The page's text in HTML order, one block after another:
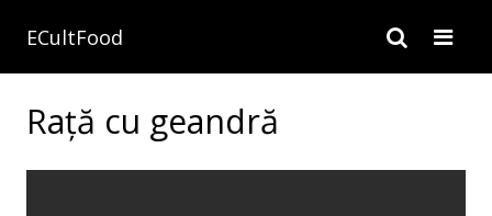
ECultFood
Rață cu geandră